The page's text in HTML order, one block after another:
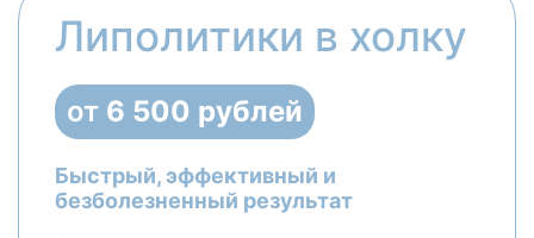
Липолитики в холку
от 6 500 рублей
Быстрый, эффективный и
безболезненный результат